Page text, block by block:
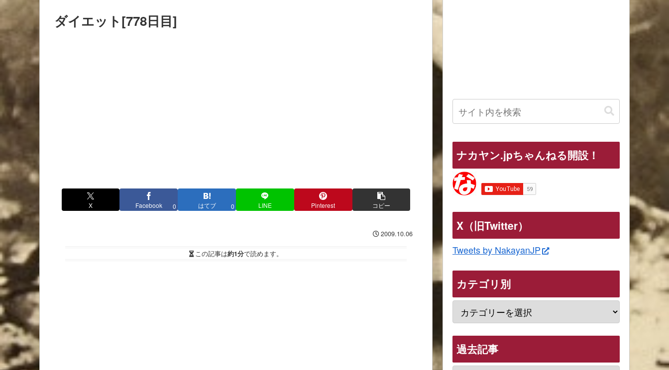
ダイエット[778日目]
X Facebook 0 はてブ 0 LINE Pinterest コピー
2009.10.06
この記事は約1分で読めます。
ナカヤン.jpちゃんねる開設！
X（旧Twitter）
Tweets by NakayanJP
カテゴリ別
過去記事